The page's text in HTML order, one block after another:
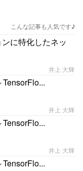
こんな記事も人気です♪
に特化したネッ
井上 大輝
井上 大輝
井上 大輝